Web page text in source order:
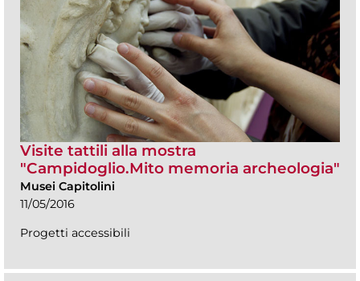
Visite tattili alla mostra
"Campidoglio.Mito memoria archeologia"
Musei Capitolini
11/05/2016
Progetti accessibili